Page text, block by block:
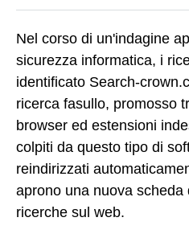
Nel corso di un'indagine
sicurezza informatica, i
identificato Search-
ricerca fasullo, promosso
browser ed estensioni
colpiti da questo tipo di
reindirizzati
aprono una nuova
ricerche sul web.